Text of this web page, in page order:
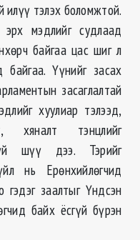
илүү тэлэх боломжтой.
мэдлийг судлаад
байгаа цас шиг л
Үүнийг засах
засаглалтай
хуулиар тэлээд,
хяналт тэнцлийг
шүү дээ. Тэрийг
нь Ерөнхийлөгчид
заалтыг Үндсэн
байх ёсгүй бүрэн